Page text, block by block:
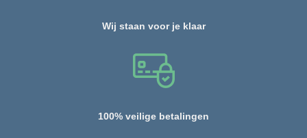
Wij staan voor je klaar
100% veilige betalingen